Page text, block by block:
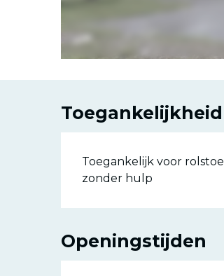
Toegankelijkheid
Toegankelijk voor rolstoel
zonder hulp
Openingstijden